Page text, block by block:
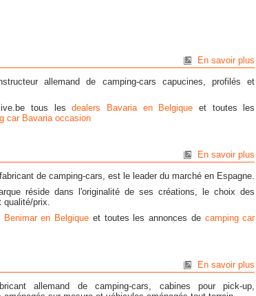
En savoir plus
allemand de camping-cars capucines, profilés et
tous lesdealers Bavaria en Belgique et toutes les
car Bavaria occasion
En savoir plus
de camping-cars, est le leader du marché en Espagne.
réside dans l'originalité de ses créations, le choix des
qualité/prix.
Benimar en Belgique et toutes les annonces de camping car
En savoir plus
allemand de camping-cars, cabines pour pick-up,